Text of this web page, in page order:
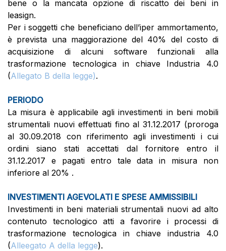
bene o la mancata opzione di riscatto dei beni in
leasign.
Per i soggetti che beneficiano dell’iper ammortamento,
è prevista una maggiorazione del 40% del costo di
acquisizione di alcuni software funzionali alla
trasformazione tecnologica in chiave Industria 4.0
(Allegato B della legge).
PERIODO
La misura è applicabile agli investimenti in beni mobili
strumentali nuovi effettuati fino al 31.12.2017 (proroga
al 30.09.2018 con riferimento agli investimenti i cui
ordini siano stati accettati dal fornitore entro il
31.12.2017 e pagati entro tale data in misura non
inferiore al 20% .
INVESTIMENTI AGEVOLATI E SPESE AMMISSIBILI
Investimenti in beni materiali strumentali nuovi ad alto
contenuto tecnologico atti a favorire i processi di
trasformazione tecnologica in chiave industria 4.0
(Alleegato A della legge).